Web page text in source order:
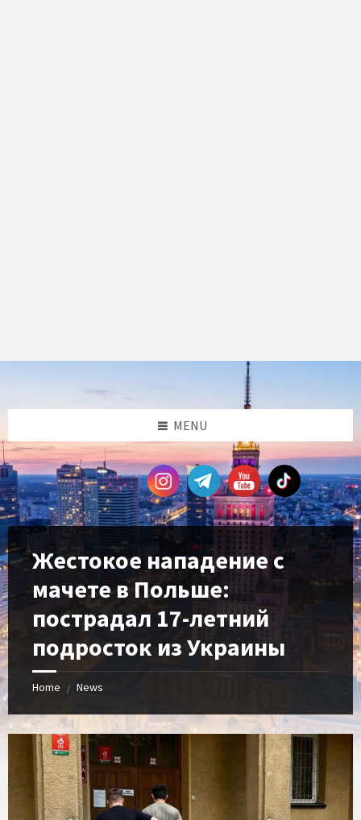
sidebar
sidebar
MENU
Жестокое нападение с
мачете в Польше:
пострадал 17-летний
подросток из Украины
Home / News